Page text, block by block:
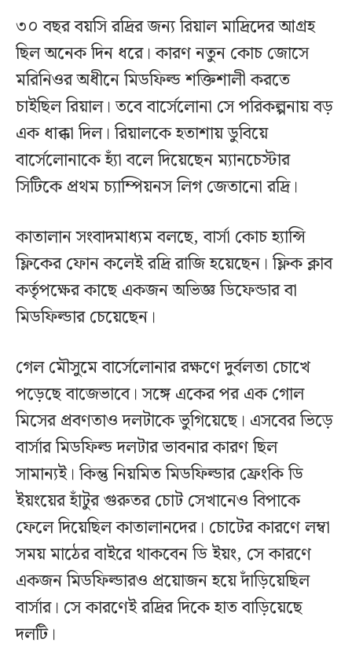
৩০ বছর বয়সি রদ্রির জন্য রিয়াল মাদ্রিদের আগ্রহ
ছিল অনেক দিন ধরে। কারণ নতুন কোচ জোসে
মরিনিওর অধীনে মিডফিল্ড শক্তিশালী করতে
চাইছিল রিয়াল। তবে বার্সেলোনা সে পরিকল্পনায় বড়
এক ধাক্কা দিল। রিয়ালকে হতাশায় ডুবিয়ে
বার্সেলোনাকে হ্যাঁ বলে দিয়েছেন ম্যানচেস্টার
সিটিকে প্রথম চ্যাম্পিয়নস লিগ জেতানো রদ্রি।
কাতালান সংবাদমাধ্যম বলছে, বার্সা কোচ হ্যান্সি
ফ্লিকের ফোন কলেই রদ্রি রাজি হয়েছেন। ফ্লিক ক্লাব
কর্তৃপক্ষের কাছে একজন অভিজ্ঞ ডিফেন্ডার বা
মিডফিল্ডার চেয়েছেন।
গেল মৌসুমে বার্সেলোনার রক্ষণে দুর্বলতা চোখে
পড়েছে বাজেভাবে। সঙ্গে একের পর এক গোল
মিসের প্রবণতাও দলটাকে ভুগিয়েছে। এসবের ভিড়ে
বার্সার মিডফিল্ড দলটার ভাবনার কারণ ছিল
সামান্যই। কিন্তু নিয়মিত মিডফিল্ডার ফ্রেংকি ডি
ইয়ংয়ের হাঁটুর গুরুতর চোট সেখানেও বিপাকে
ফেলে দিয়েছিল কাতালানদের। চোটের কারণে লম্বা
সময় মাঠের বাইরে থাকবেন ডি ইয়ং, সে কারণে
একজন মিডফিল্ডারও প্রয়োজন হয়ে দাঁড়িয়েছিল
বার্সার। সে কারণেই রদ্রির দিকে হাত বাড়িয়েছে
দলটি।